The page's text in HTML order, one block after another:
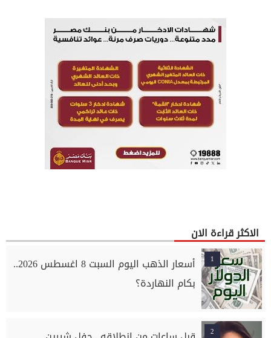
الاكثر قراءة الان
1
أسعار الذهب اليوم السبت 8 اغسطس 2026..
بكام النهاردة؟
2